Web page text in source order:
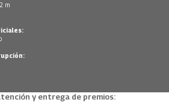
m
y entrega de premios: